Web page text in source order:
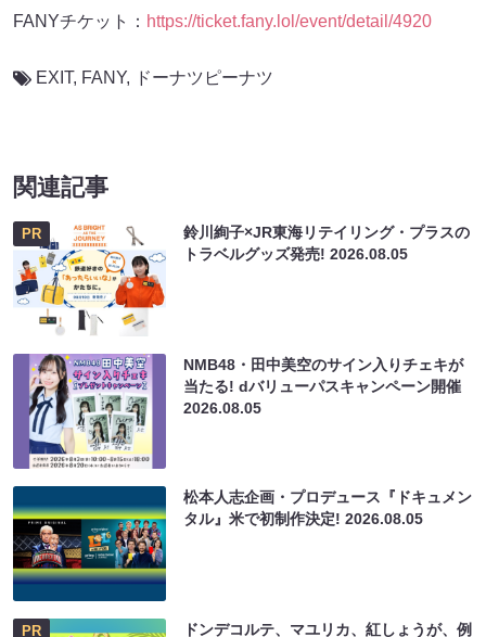
FANYチケット： https://ticket.fany.lol/event/detail/4920
EXIT, FANY, ドーナツピーナツ
関連記事
PR
鈴川絢子×JR東海リテイリング・プラスの
トラベルグッズ発売!2026.08.05
NMB48・田中美空のサイン入りチェキが
当たる! dバリューパスキャンペーン開催
2026.08.05
松本人志企画・プロデュース『ドキュメン
タル』米で初制作決定!2026.08.05
PR
ドンデコルテ、マユリカ、紅しょうが、例